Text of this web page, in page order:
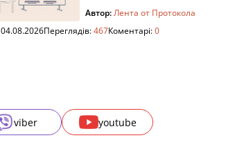
Автор:Лента от Протокола
04.08.2026Переглядів:467Коментарі:0
viber youtube